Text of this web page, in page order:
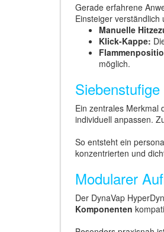
Gerade erfahrene
Einsteiger verständlich
Manuelle
Klick-Kappe:
möglich.
Ein zentrales Merkmal
individuell anpassen.
So entsteht ein
konzentrierten und
Modularer
Der DynaVap
Komponenten